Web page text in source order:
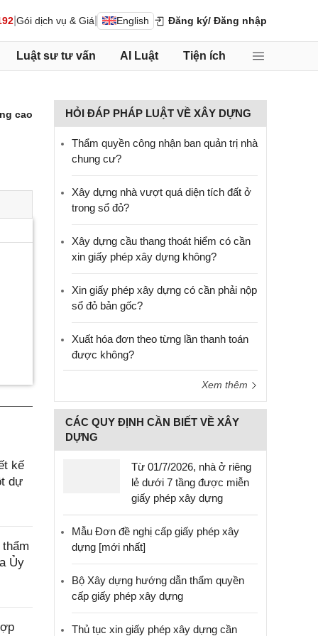
Gói dịch vụ & Giá English Đăng ký/ Đăng nhập
Luật sư tư vấn AI Luật Tiện ích
cao
kế
dự
Ủy
HỎI ĐÁP PHÁP LUẬT VỀ XÂY DỰNG
Thẩm quyền công nhận ban quản trị nhà
chung cư?
Xây dựng nhà vượt quá diện tích đất ở
trong sổ đỏ?
Xây dựng cầu thang thoát hiểm có cần
xin giấy phép xây dựng không?
Xin giấy phép xây dựng có cần phải nộp
sổ đỏ bản gốc?
Xuất hóa đơn theo từng lần thanh toán
được không?
Xem thêm
CÁC QUY ĐỊNH CẦN BIẾT VỀ XÂY
DỰNG
Từ 01/7/2026, nhà ở riêng
lẻ dưới 7 tầng được miễn
giấy phép xây dựng
Mẫu Đơn đề nghị cấp giấy phép xây
dựng [mới nhất]
Bộ Xây dựng hướng dẫn thẩm quyền
cấp giấy phép xây dựng
Thủ tục xin giấy phép xây dựng cần